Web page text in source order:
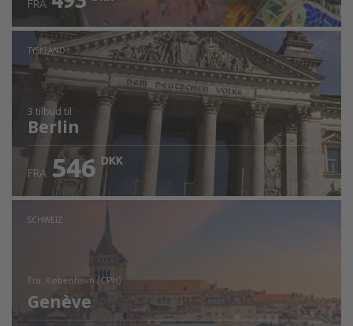
FRA
TYSKLAND
3 tilbud til
Berlin
FRA 546 DKK
SCHWEIZ
fra: København (CPH)
Genève